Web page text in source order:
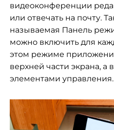
видеоконференции
или отвечать на почту.
называемая Панель
можно включить для
этом режиме
верхней части экрана, а
элементами управления.